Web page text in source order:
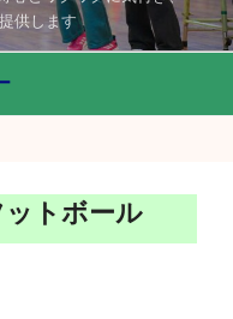
供します
トボール